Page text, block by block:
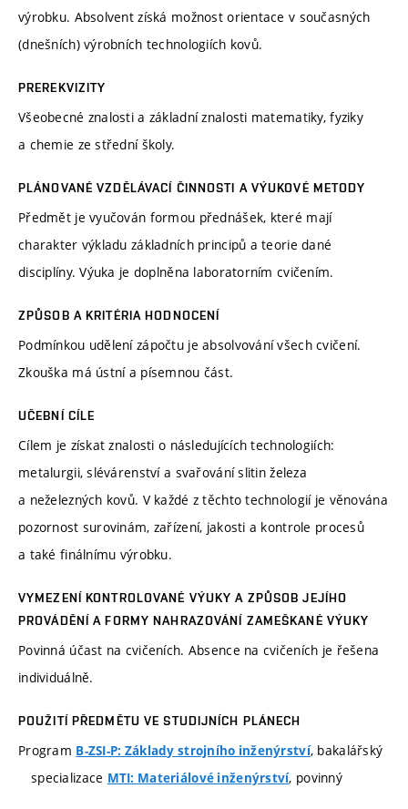
výrobku. Absolvent získá možnost orientace v současných
(dnešních) výrobních technologiích kovů.
PREREKVIZITY
Všeobecné znalosti a základní znalosti matematiky, fyziky
a chemie ze střední školy.
PLÁNOVANÉ VZDĚLÁVACÍ ČINNOSTI A VÝUKOVÉ METODY
Předmět je vyučován formou přednášek, které mají
charakter výkladu základních principů a teorie dané
disciplíny. Výuka je doplněna laboratorním cvičením.
ZPŮSOB A KRITÉRIA HODNOCENÍ
Podmínkou udělení zápočtu je absolvování všech cvičení.
Zkouška má ústní a písemnou část.
UČEBNÍ CÍLE
Cílem je získat znalosti o následujících technologiích:
metalurgii, slévárenství a svařování slitin železa
a neželezných kovů. V každé z těchto technologií je věnována
pozornost surovinám, zařízení, jakosti a kontrole procesů
a také finálnímu výrobku.
VYMEZENÍ KONTROLOVANÉ VÝUKY A ZPŮSOB JEJÍHO
PROVÁDĚNÍ A FORMY NAHRAZOVÁNÍ ZAMEŠKANÉ VÝUKY
Povinná účast na cvičeních. Absence na cvičeních je řešena
individuálně.
POUŽITÍ PŘEDMĚTU VE STUDIJNÍCH PLÁNECH
Program B-ZSI-P: Základy strojního inženýrství, bakalářský
specializace MTI: Materiálové inženýrství, povinný